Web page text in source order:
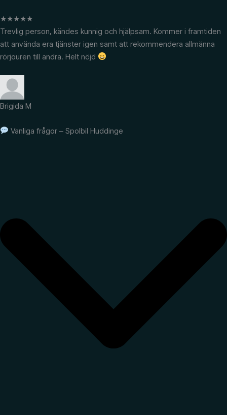
★★★★★
Trevlig person, kändes kunnig och hjälpsam. Kommer i framtiden
att använda era tjänster igen samt att rekommendera allmänna
rörjouren till andra. Helt nöjd
Brigida M
Vanliga frågor – Spolbil Huddinge